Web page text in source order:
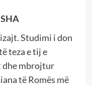
Studimi i don
teza e tij e
dhe mbrojtur
të Romës më